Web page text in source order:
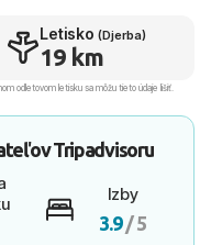
Letisko (Djerba)
19 km
odletovom letisku sa môžu tieto údaje líšiť.
Tripadvisoru
Izby
3.9/ 5